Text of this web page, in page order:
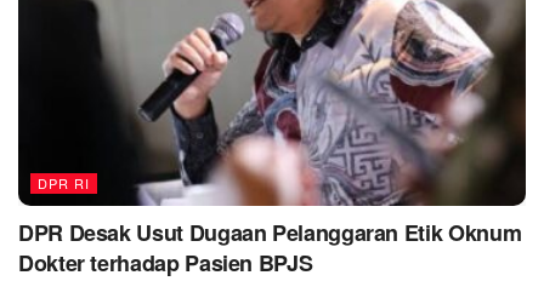
DPR RI
DPR Desak Usut Dugaan Pelanggaran Etik Oknum
Dokter terhadap Pasien BPJS